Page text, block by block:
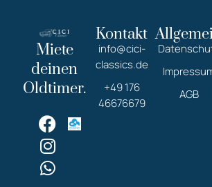
Miete
deinen
Oldtimer.
Kontakt
info@cici-
classics.de
+49 176
46676679
AGB